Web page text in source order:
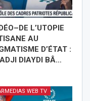
L’UTOPIE
AU
D’ÉTAT :
DIAYDI BÂ…
WEB TV